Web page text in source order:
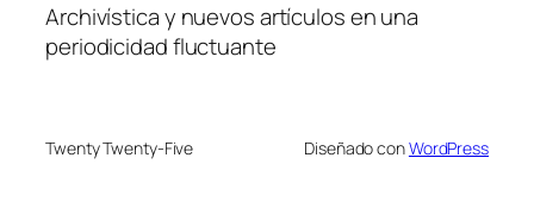
Archivística y nuevos artículos en una
periodicidad fluctuante
Twenty Twenty-Five Diseñado conWordPress